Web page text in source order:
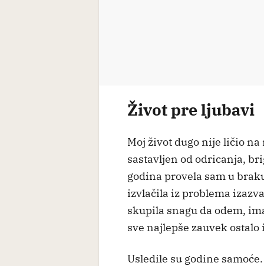
Život pre ljubavi
Moj život dugo nije ličio
sastavljen od odricanja,
godina provela sam u
izvlačila iz problema
skupila snagu da odem,
sve najlepše zauvek ostalo
Usledile su godine